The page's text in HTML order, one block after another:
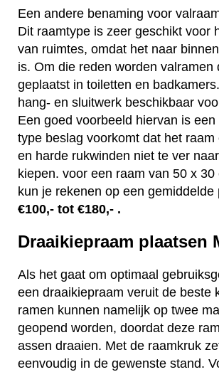
Een andere benaming voor
Dit raamtype is zeer geschikt voor
van ruimtes, omdat het naar
is. Om die reden worden valramen
geplaatst in toiletten en
hang- en sluitwerk beschikbaar
Een goed voorbeeld hiervan is een
type beslag voorkomt dat het raam
en harde rukwinden niet te ver
kiepen. voor een raam van 50 x 30
kun je rekenen op een gemiddelde
€100,- tot €180,- .
Draaikiepraam plaatsen
Als het gaat om optimaal
een draaikiepraam veruit de beste
ramen kunnen namelijk op twee
geopend worden, doordat deze
assen draaien. Met de raamkruk
eenvoudig in de gewenste stand.